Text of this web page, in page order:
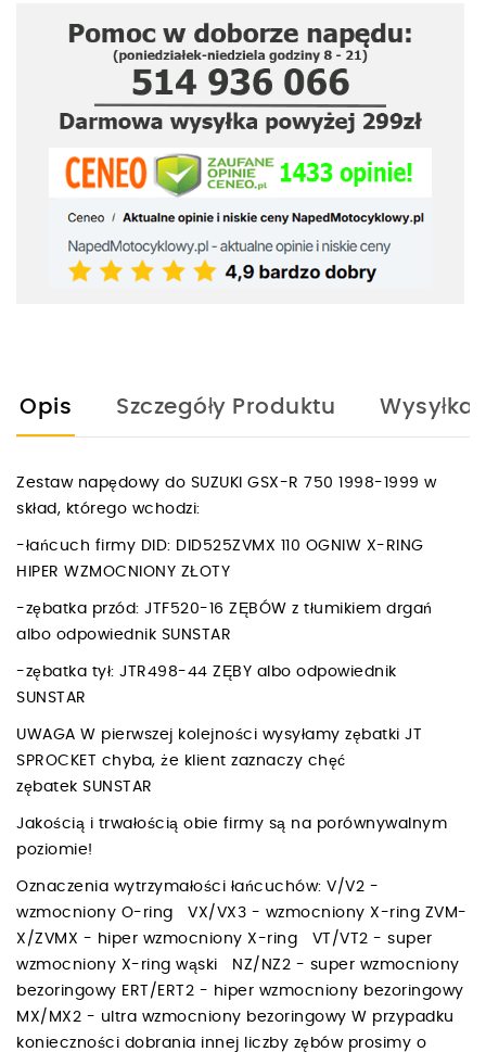
Opis Szczegóły Produktu Wysyłka
Zestaw napędowy do SUZUKI GSX-R 750 1998-1999 w
skład, którego wchodzi:
-łańcuch firmy DID: DID525ZVMX 110 OGNIW X-RING
HIPER WZMOCNIONY ZŁOTY
-zębatka przód: JTF520-16 ZĘBÓW z tłumikiem drgań
albo odpowiednik SUNSTAR
-zębatka tył: JTR498-44 ZĘBY albo odpowiednik
SUNSTAR
UWAGA W pierwszej kolejności wysyłamy zębatki JT
SPROCKET chyba, że klient zaznaczy chęć
zębatek SUNSTAR
Jakością i trwałością obie firmy są na porównywalnym
poziomie!
Oznaczenia wytrzymałości łańcuchów: V/V2 -
wzmocniony O-ring VX/VX3 - wzmocniony X-ring ZVM-
X/ZVMX - hiper wzmocniony X-ring VT/VT2 - super
wzmocniony X-ring wąski NZ/NZ2 - super wzmocniony
bezoringowy ERT/ERT2 - hiper wzmocniony bezoringowy
MX/MX2 - ultra wzmocniony bezoringowy W przypadku
konieczności dobrania innej liczby zębów prosimy o